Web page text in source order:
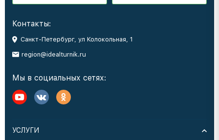
Контакты:
Санкт-Петербург, ул Колокольная, 1
region@idealturnik.ru
Мы в социальных сетях:
УСЛУГИ